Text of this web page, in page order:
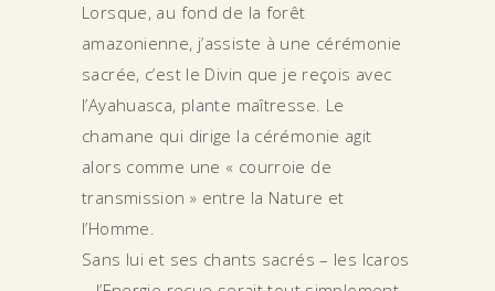
Lorsque, au fond de la forêt
amazonienne, j’assiste à une cérémonie
sacrée, c’est le Divin que je reçois avec
l’Ayahuasca, plante maîtresse. Le
chamane qui dirige la cérémonie agit
alors comme une « courroie de
transmission » entre la Nature et
l’Homme.
Sans lui et ses chants sacrés – les Icaros